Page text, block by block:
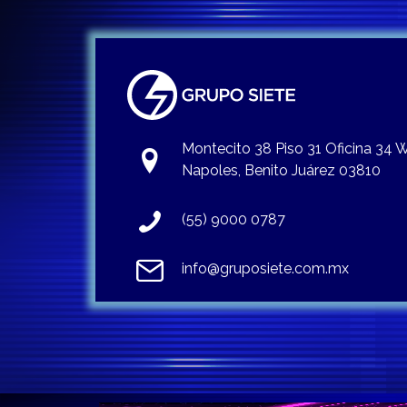
Montecito 38 Piso 31 Oficina 34
Napoles, Benito Juárez 03810
(55) 9000 0787
info@gruposiete.com.mx